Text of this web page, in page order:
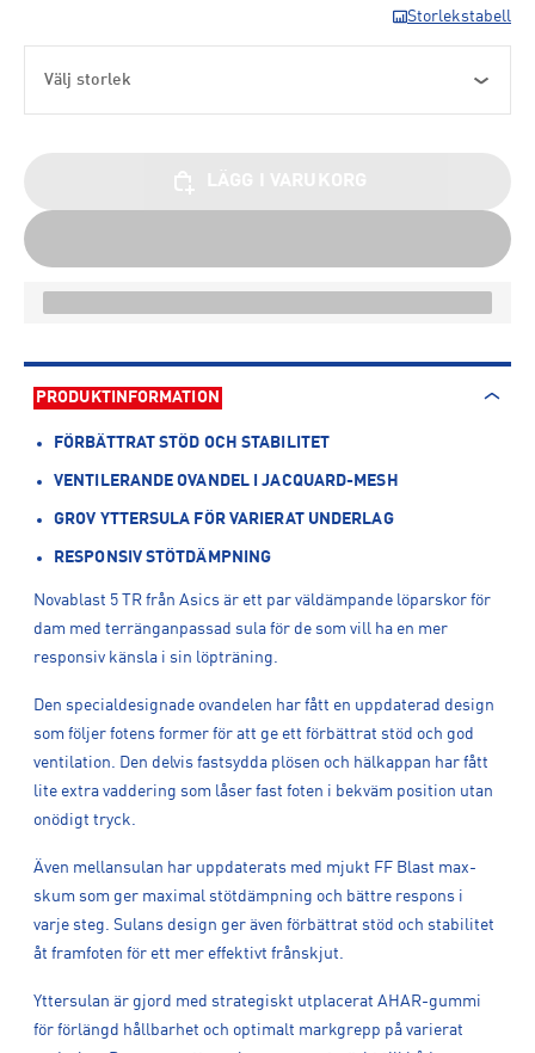
Storlekstabell
Välj storlek
PRODUKTINFORMATION
FÖRBÄTTRAT STÖD OCH STABILITET
VENTILERANDE OVANDEL I JACQUARD-MESH
GROV YTTERSULA FÖR VARIERAT UNDERLAG
RESPONSIV STÖTDÄMPNING
Novablast 5 TR från Asics är ett par väldämpande löparskor för
dam med terränganpassad sula för de som vill ha en mer
responsiv känsla i sin löpträning.
Den specialdesignade ovandelen har fått en uppdaterad design
som följer fotens former för att ge ett förbättrat stöd och god
ventilation. Den delvis fastsydda plösen och hälkappan har fått
lite extra vaddering som låser fast foten i bekväm position utan
onödigt tryck.
Även mellansulan har uppdaterats med mjukt FF Blast max-
skum som ger maximal stötdämpning och bättre respons i
varje steg. Sulans design ger även förbättrat stöd och stabilitet
åt framfoten för ett mer effektivt frånskjut.
Yttersulan är gjord med strategiskt utplacerat AHAR-gummi
för förlängd hållbarhet och optimalt markgrepp på varierat